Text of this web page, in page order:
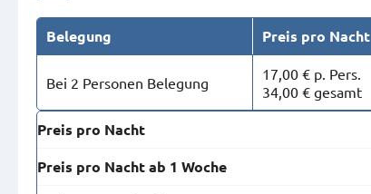
Belegung Preis pro Nacht
Bei 2 Personen Belegung
17,00 € p. Pers.
34,00 € gesamt
Preis pro Nacht
Preis pro Nacht ab 1 Woche